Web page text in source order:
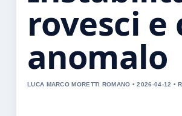
rovesci e
anomalo
LUCA MARCO MORETTI ROMANO • 2026-04-12 •